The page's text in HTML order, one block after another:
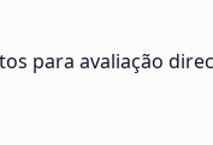
para avaliação